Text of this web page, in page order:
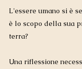
L'essere umano si è
è lo scopo della sua
terra?
Una riflessione